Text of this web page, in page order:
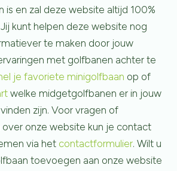
is en zal deze website altijd 100%
kunt helpen deze website nog
te maken door jouw
met golfbanen achter te
je favoriete minigolfbaan op of
welke midgetgolfbanen er in jouw
zijn. Voor vragen of
onze website kun je contact
via het contactformulier. Wilt u
toevoegen aan onze website